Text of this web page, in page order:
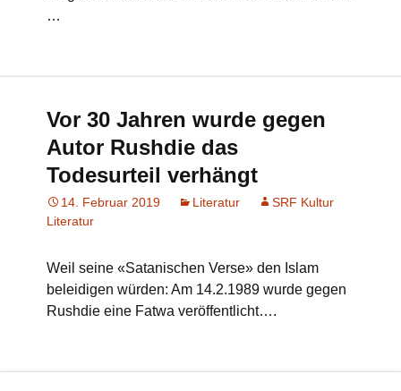
…
Vor 30 Jahren wurde gegen
Autor Rushdie das
Todesurteil verhängt
14. Februar 2019 Literatur
SRF Kultur
Literatur
Weil seine «Satanischen Verse» den Islam
beleidigen würden: Am 14.2.1989 wurde gegen
Rushdie eine Fatwa veröffentlicht….